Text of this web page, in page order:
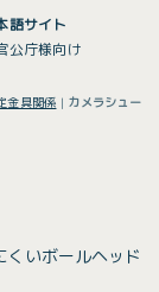
語サイト
公庁様向け
金具関係 | カメラシュー
くいボールヘッド